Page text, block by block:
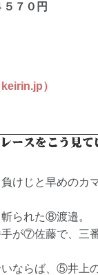
７０ 円
）
けじと早めのカマ
られた⑧渡邉。
が⑦佐藤で、三
ならば、⑤井上の